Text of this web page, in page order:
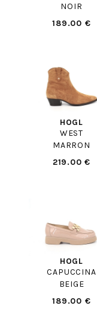
NOIR
189.00 €
HOGL
WEST
MARRON
219.00 €
HOGL
CAPUCCINA
BEIGE
189.00 €